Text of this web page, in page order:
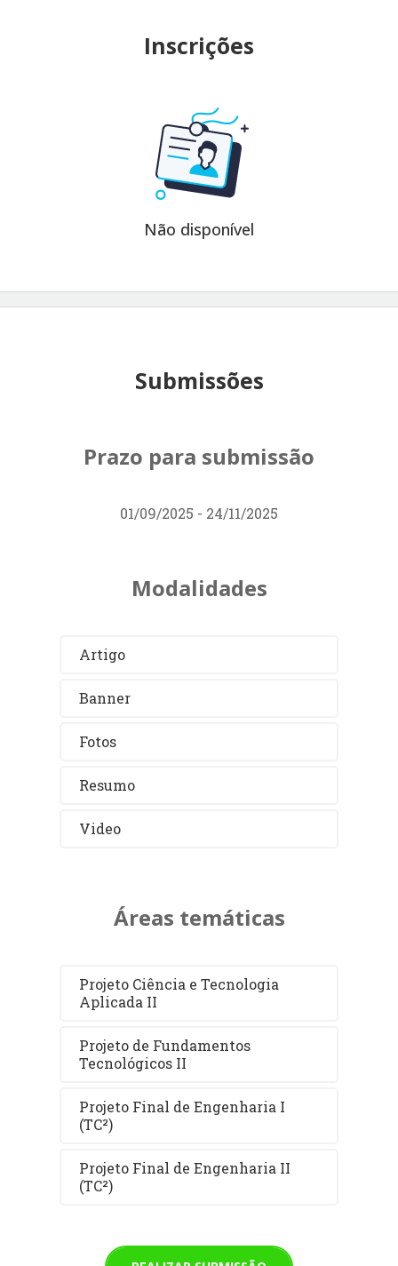
Inscrições
Não disponível
Submissões
Prazo para submissão
01/09/2025 - 24/11/2025
Modalidades
Artigo
Banner
Fotos
Resumo
Video
Áreas temáticas
Projeto Ciência e Tecnologia
Aplicada II
Projeto de Fundamentos
Tecnológicos II
Projeto Final de Engenharia I
(TC²)
Projeto Final de Engenharia II
(TC²)